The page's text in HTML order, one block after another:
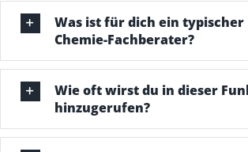
Was ist für dich ein typischer
Chemie-Fachberater?
Wie oft wirst du in dieser
hinzugerufen?